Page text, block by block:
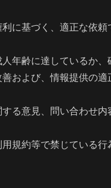
に基づく、適正な依頼
年齢に達しているか、
および、情報提供の適
る意見、問い合わせ内
規約等で禁じている行